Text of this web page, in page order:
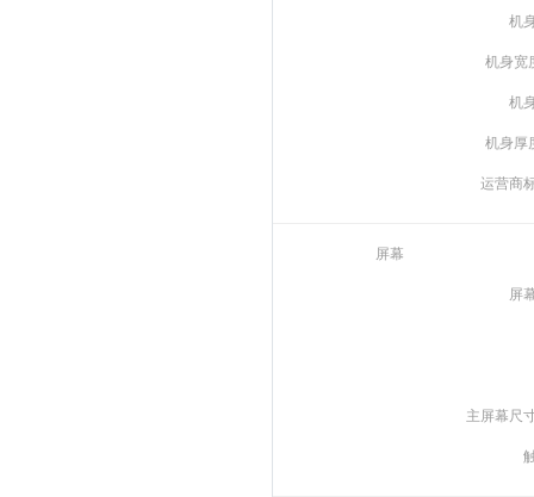
机
机身宽
机
机身厚
运营商
屏幕
屏
主屏幕尺